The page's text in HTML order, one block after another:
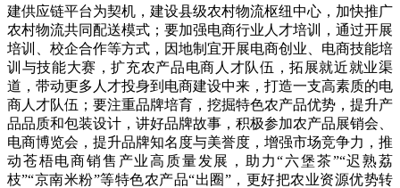
建供应链平台为契机，建设县级农村物流枢纽中心，加快推广
农村物流共同配送模式；要加强电商行业人才培训，通过开展
培训、校企合作等方式，因地制宜开展电商创业、电商技能培
训与技能大赛，扩充农产品电商人才队伍，拓展就近就业渠
道，带动更多人才投身到电商建设中来，打造一支高素质的电
商人才队伍；要注重品牌培育，挖掘特色农产品优势，提升产
品品质和包装设计，讲好品牌故事，积极参加农产品展销会、
电商博览会，提升品牌知名度与美誉度，增强市场竞争力，推
动苍梧电商销售产业高质量发展，助力“六堡茶”“迟熟荔
枝”“京南米粉”等特色农产品“出圈”，更好把农业资源优势转